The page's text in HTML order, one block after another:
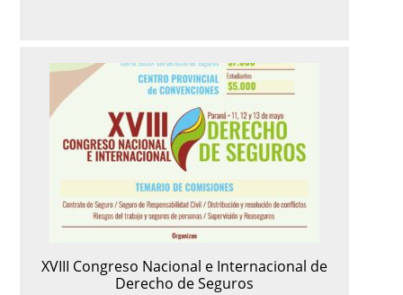
XVIII Congreso Nacional e Internacional de
Derecho de Seguros